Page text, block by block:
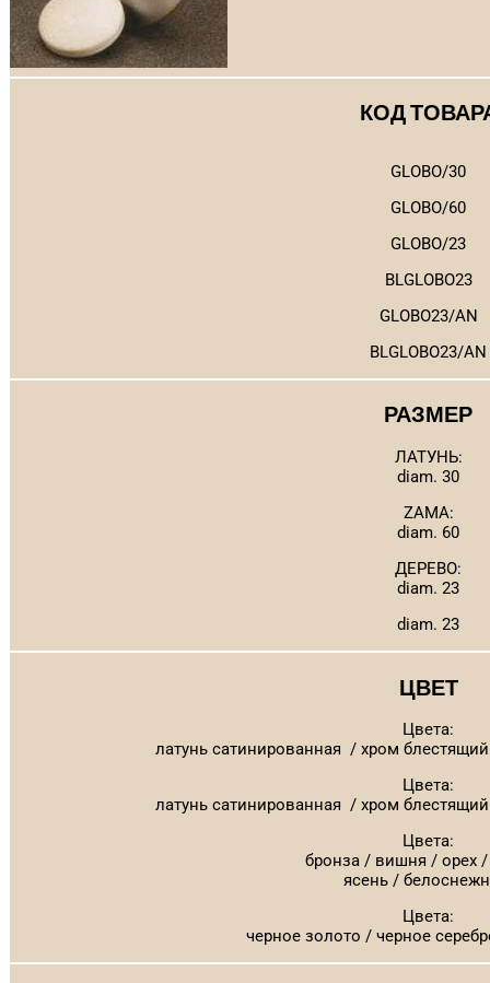
КОД
GLOBO/30
GLOBO/60
GLOBO/23
BLGLOBO23
GLOBO23/AN
BLGLOBO23/AN
РАЗМЕР
ЛАТУНЬ:
diam. 30
ZAMA:
diam. 60
ДЕРЕВО:
diam. 23
diam. 23
ЦВЕТ
Цвета:
латунь сатинированная / хром
Цвета:
латунь сатинированная / хром
Цвета:
бронза / вишня / орех
ясень /
Цвета:
черное золото / черное